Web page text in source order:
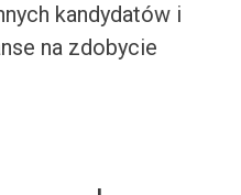
kandydatów i
na zdobycie